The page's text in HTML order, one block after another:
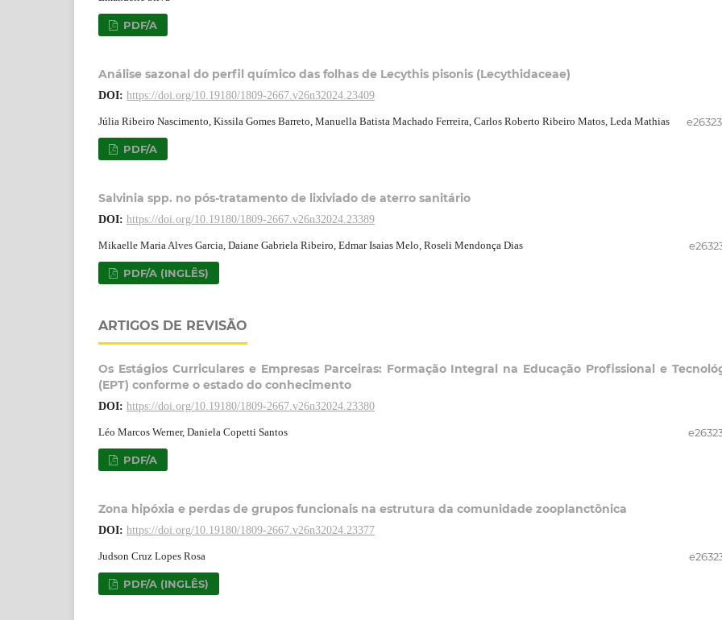
PDF/A
Análise sazonal do perfil químico das folhas de Lecythis pisonis (Lecythidaceae)
DOI: https://doi.org/10.19180/1809-2667.v26n32024.23409
Júlia Ribeiro Nascimento, Kissila Gomes Barreto, Manuella Batista Machado Ferreira, Carlos Roberto Ribeiro Matos, Leda Mathias
PDF/A
Salvinia spp. no pós-tratamento de lixiviado de aterro sanitário
DOI: https://doi.org/10.19180/1809-2667.v26n32024.23389
Mikaelle Maria Alves Garcia, Daiane Gabriela Ribeiro, Edmar Isaias Melo, Roseli Mendonça Dias
PDF/A (INGLÊS)
ARTIGOS DE REVISÃO
Os Estágios Curriculares e Empresas Parceiras: Formação Integral na Educação Profissional e
(EPT) conforme o estado do conhecimento
DOI: https://doi.org/10.19180/1809-2667.v26n32024.23380
Léo Marcos Werner, Daniela Copetti Santos
PDF/A
Zona hipóxia e perdas de grupos funcionais na estrutura da comunidade zooplanctônica
DOI: https://doi.org/10.19180/1809-2667.v26n32024.23377
Judson Cruz Lopes Rosa
PDF/A (INGLÊS)